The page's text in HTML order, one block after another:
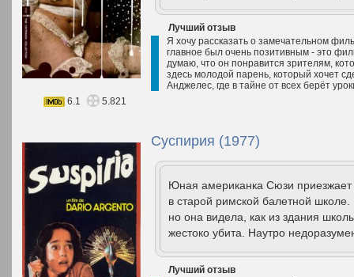
Лучший отзыв
Я хочу рассказать о замечательном
главное был очень позитивным - это
думаю, что он понравится зрителям,
здесь молодой парень, который хочет
Анджелес, где в тайне от всех берёт
6.1
5.821
Суспирия (1977)
Юная американка Сюзи приезжает
в старой римской балетной
но она видела, как из здания
жестоко убита. Наутро
Лучший отзыв